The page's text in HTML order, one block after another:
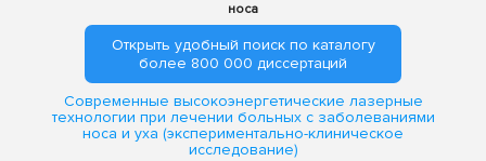
носа
Открыть удобный поиск по каталогу
более 800 000 диссертаций
Современные высокоэнергетические лазерные
технологии при лечении больных с заболеваниями
носа и уха (экспериментально-клиническое
исследование)